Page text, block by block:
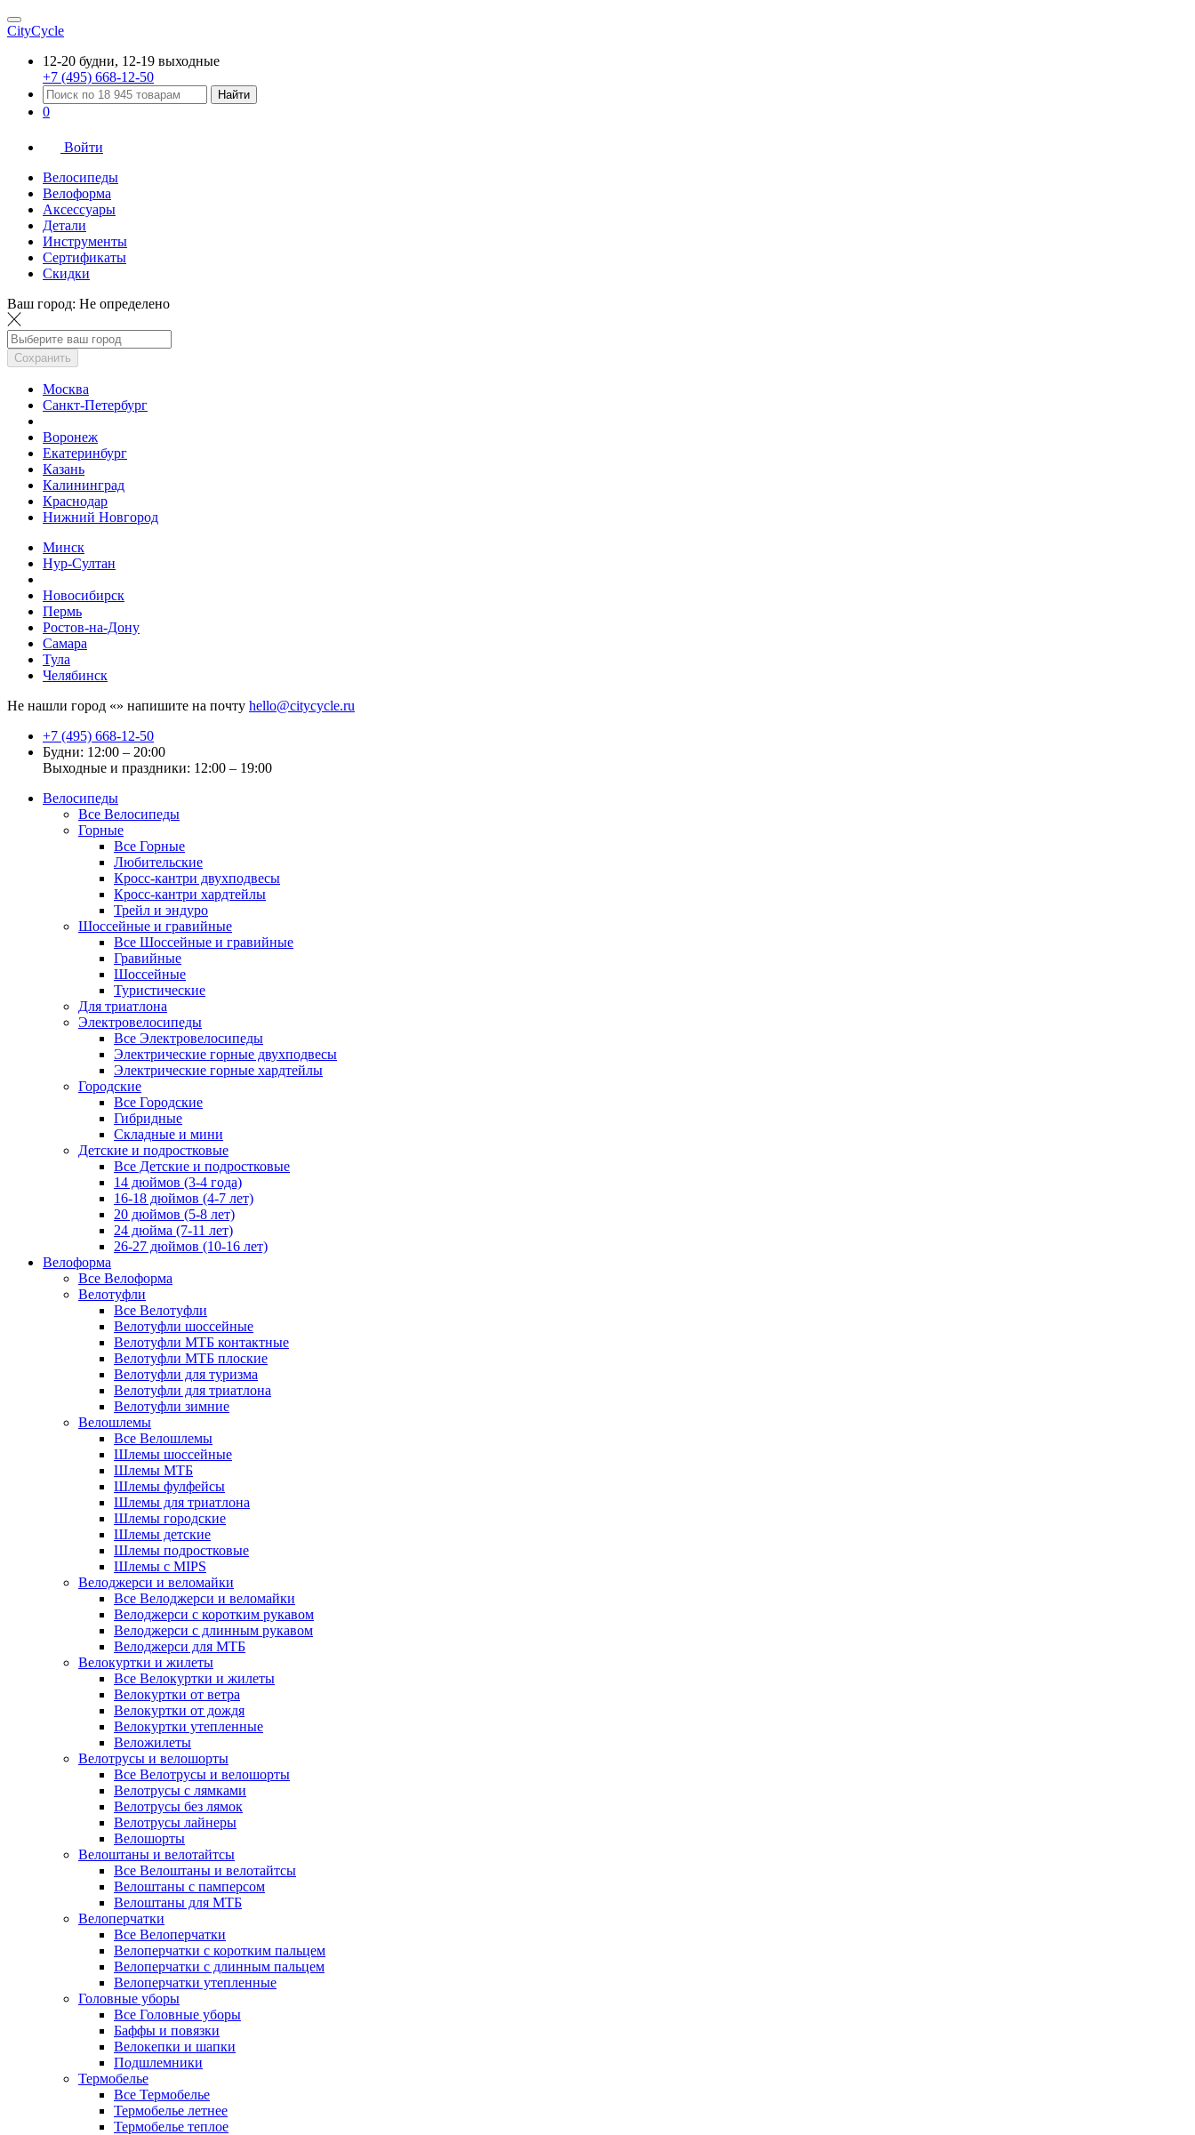
CityCycle
12-20 будни, 12-19 выходные
+7 (495) 668-12-50
Найти
0
Войти
Велосипеды
Велоформа
Аксессуары
Детали
Инструменты
Сертификаты
Скидки
Ваш город: Не определено
Сохранить
Москва
Санкт-Петербург
Воронеж
Екатеринбург
Казань
Калининград
Краснодар
Нижний Новгород
Минск
Нур-Султан
Новосибирск
Пермь
Ростов-на-Дону
Самара
Тула
Челябинск
Не нашли город «» напишите на почту hello@citycycle.ru
+7 (495) 668-12-50
Будни: 12:00 – 20:00
Выходные и праздники: 12:00 – 19:00
Велосипеды
Все Велосипеды
Горные
Все Горные
Любительские
Кросс-кантри двухподвесы
Кросс-кантри хардтейлы
Трейл и эндуро
Шоссейные и гравийные
Все Шоссейные и гравийные
Гравийные
Шоссейные
Туристические
Для триатлона
Электровелосипеды
Все Электровелосипеды
Электрические горные двухподвесы
Электрические горные хардтейлы
Городские
Все Городские
Гибридные
Складные и мини
Детские и подростковые
Все Детские и подростковые
14 дюймов (3-4 года)
16-18 дюймов (4-7 лет)
20 дюймов (5-8 лет)
24 дюйма (7-11 лет)
26-27 дюймов (10-16 лет)
Велоформа
Все Велоформа
Велотуфли
Все Велотуфли
Велотуфли шоссейные
Велотуфли МТБ контактные
Велотуфли МТБ плоские
Велотуфли для туризма
Велотуфли для триатлона
Велотуфли зимние
Велошлемы
Все Велошлемы
Шлемы шоссейные
Шлемы МТБ
Шлемы фулфейсы
Шлемы для триатлона
Шлемы городские
Шлемы детские
Шлемы подростковые
Шлемы с MIPS
Велоджерси и веломайки
Все Велоджерси и веломайки
Велоджерси с коротким рукавом
Велоджерси с длинным рукавом
Велоджерси для МТБ
Велокуртки и жилеты
Все Велокуртки и жилеты
Велокуртки от ветра
Велокуртки от дождя
Велокуртки утепленные
Веложилеты
Велотрусы и велошорты
Все Велотрусы и велошорты
Велотрусы с лямками
Велотрусы без лямок
Велотрусы лайнеры
Велошорты
Велоштаны и велотайтсы
Все Велоштаны и велотайтсы
Велоштаны с памперсом
Велоштаны для МТБ
Велоперчатки
Все Велоперчатки
Велоперчатки с коротким пальцем
Велоперчатки с длинным пальцем
Велоперчатки утепленные
Головные уборы
Все Головные уборы
Баффы и повязки
Велокепки и шапки
Подшлемники
Термобелье
Все Термобелье
Термобелье летнее
Термобелье теплое